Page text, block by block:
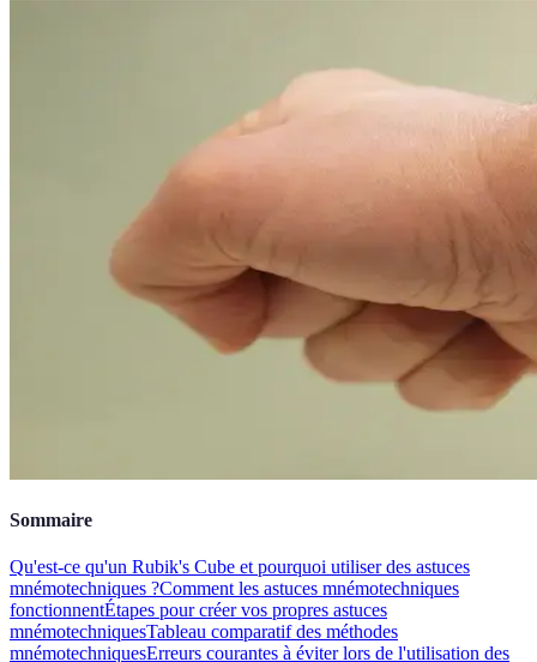
Sommaire
Qu'est-ce qu'un Rubik's Cube et pourquoi utiliser des astuces
mnémotechniques ?Comment les astuces mnémotechniques
fonctionnentÉtapes pour créer vos propres astuces
mnémotechniquesTableau comparatif des méthodes
mnémotechniquesErreurs courantes à éviter lors de l'utilisation des